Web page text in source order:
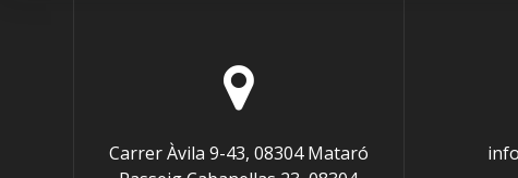
Carrer Àvila 9-43, 08304 Mataró